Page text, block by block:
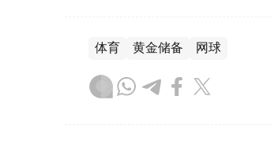
体育 黄金储备 网球